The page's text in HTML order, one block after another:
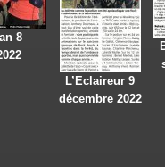
8
L’Eclaireur 9
décembre 2022